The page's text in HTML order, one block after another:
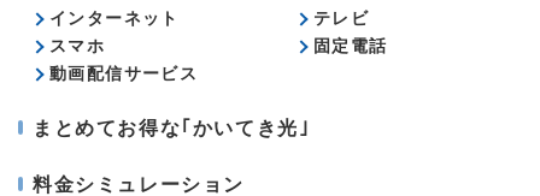
インターネット
テレビ
スマホ
固定電話
動画配信サービス
まとめてお得な｢かいてき光｣
料金シミュレーション